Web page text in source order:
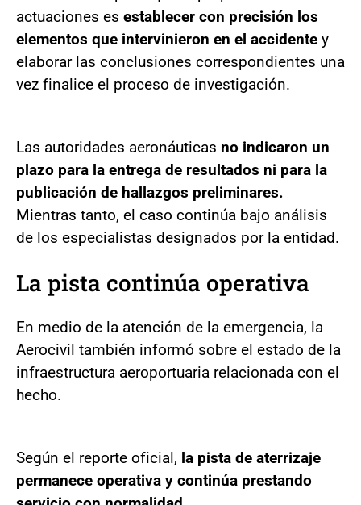
actuaciones es establecer con precisión los
elementos que intervinieron en el accidente y
elaborar las conclusiones correspondientes una
vez finalice el proceso de investigación.
Las autoridades aeronáuticas no indicaron un
plazo para la entrega de resultados ni para la
publicación de hallazgos preliminares.
Mientras tanto, el caso continúa bajo análisis
de los especialistas designados por la entidad.
La pista continúa operativa
En medio de la atención de la emergencia, la
Aerocivil también informó sobre el estado de la
infraestructura aeroportuaria relacionada con el
hecho.
Según el reporte oficial, la pista de aterrizaje
permanece operativa y continúa prestando